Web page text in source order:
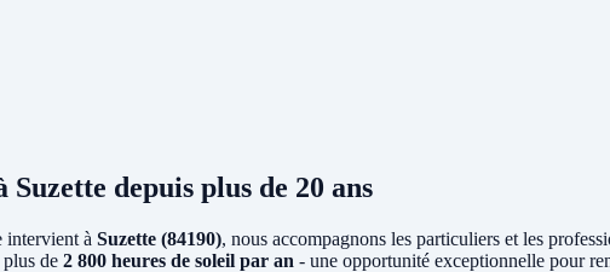
Suzette depuis plus de 20 ans
intervient à Suzette (84190), nous accompagnons les particuliers et les
de 2 800 heures de soleil par an - une opportunité exceptionnelle pour